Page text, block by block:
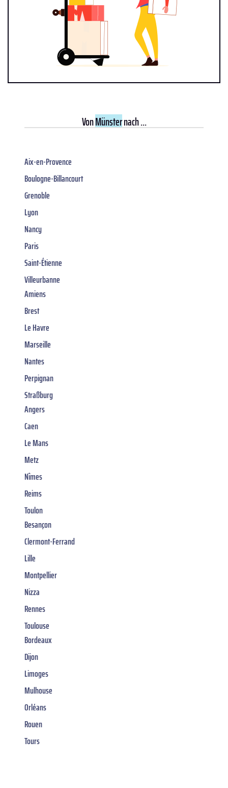
VonMünsternach ...
Aix-en-Provence
Boulogne-Billancourt
Grenoble
Lyon
Nancy
Paris
Saint-Étienne
Villeurbanne
Amiens
Brest
Le Havre
Marseille
Nantes
Perpignan
Straßburg
Angers
Caen
Le Mans
Metz
Nîmes
Reims
Toulon
Besançon
Clermont-Ferrand
Lille
Montpellier
Nizza
Rennes
Toulouse
Bordeaux
Dijon
Limoges
Mulhouse
Orléans
Rouen
Tours